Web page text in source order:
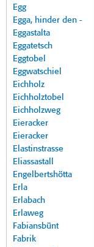
Egg
Egga, hinder den -
Eggastalta
Eggatetsch
Eggtobel
Eggwatschiel
Eichholz
Eichholztobel
Eichholzweg
Eieracker
Eieracker
Elastinstrasse
Eliassastall
Engelbertshötta
Erla
Erlabach
Erlaweg
Fabiansbünt
Fabrik